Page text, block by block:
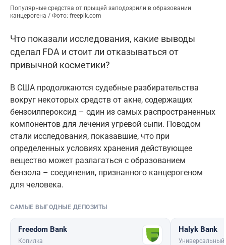
Популярные средства от прыщей заподозрили в образовании
канцерогена / Фото: freepik.com
Что показали исследования, какие выводы
сделал FDA и стоит ли отказываться от
привычной косметики?
В США продолжаются судебные разбирательства
вокруг некоторых средств от акне, содержащих
бензоилпероксид – один из самых распространенных
компонентов для лечения угревой сыпи. Поводом
стали исследования, показавшие, что при
определенных условиях хранения действующее
вещество может разлагаться с образованием
бензола – соединения, признанного канцерогеном
для человека.
САМЫЕ ВЫГОДНЫЕ ДЕПОЗИТЫ
Freedom Bank
Копилка
Halyk Bank
Универсальный